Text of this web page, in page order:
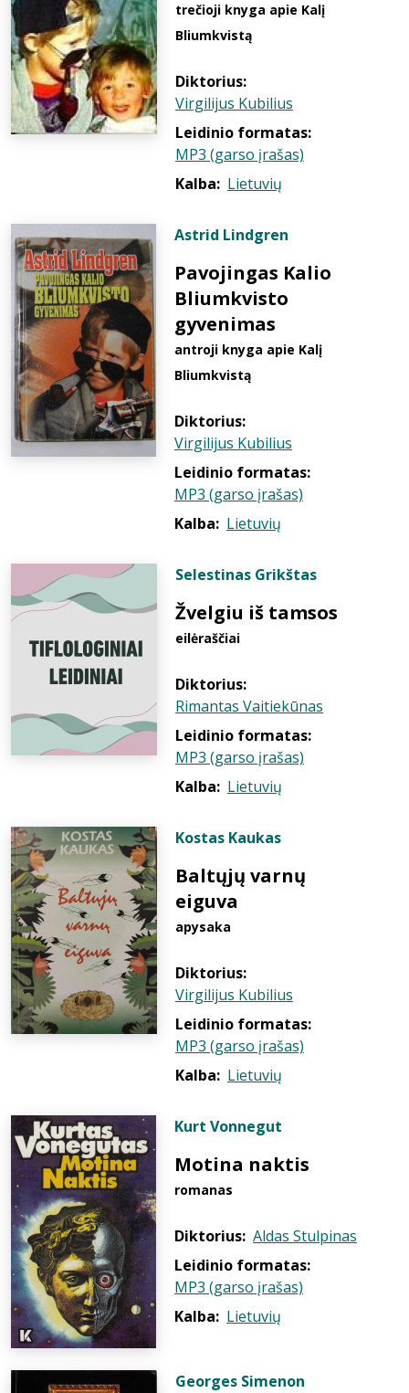
trečioji knyga apie Kalį
Bliumkvistą
Diktorius:
Virgilijus Kubilius
Leidinio formatas:
MP3 (garso įrašas)
Kalba: Lietuvių
Astrid Lindgren
Pavojingas Kalio
Bliumkvisto
gyvenimas
antroji knyga apie Kalį
Bliumkvistą
Diktorius:
Virgilijus Kubilius
Leidinio formatas:
MP3 (garso įrašas)
Kalba: Lietuvių
Selestinas Grikštas
Žvelgiu iš tamsos
eilėraščiai
Diktorius:
Rimantas Vaitiekūnas
Leidinio formatas:
MP3 (garso įrašas)
Kalba: Lietuvių
Kostas Kaukas
Baltųjų varnų
eiguva
apysaka
Diktorius:
Virgilijus Kubilius
Leidinio formatas:
MP3 (garso įrašas)
Kalba: Lietuvių
Kurt Vonnegut
Motina naktis
romanas
Diktorius: Aldas Stulpinas
Leidinio formatas:
MP3 (garso įrašas)
Kalba: Lietuvių
Georges Simenon